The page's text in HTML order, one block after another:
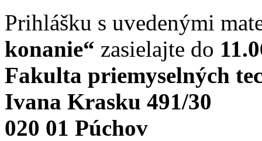
Prihlášku s uvedenými
konanie“ zasielajte do
Fakulta priemyselných
Ivana Krasku 491/30
020 01 Púchov